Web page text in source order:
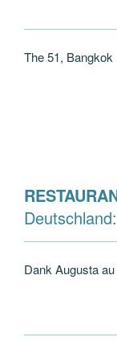
The 51, Bangkok
Deutschland:
Dank Augusta